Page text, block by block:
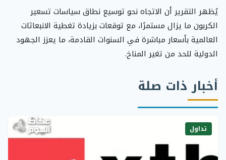
يُظهر التقرير أن الاتجاه نحو توسيع نطاق سياسات تسعير
الكربون ما يزال مستمرًا، مع توقعات بزيادة تغطية الانبعاثات
العالمية بأسعار مباشرة في السنوات القادمة، ما يعزز الجهود
الدولية للحد من تغير المناخ.
أخبار ذات صلة
تداول